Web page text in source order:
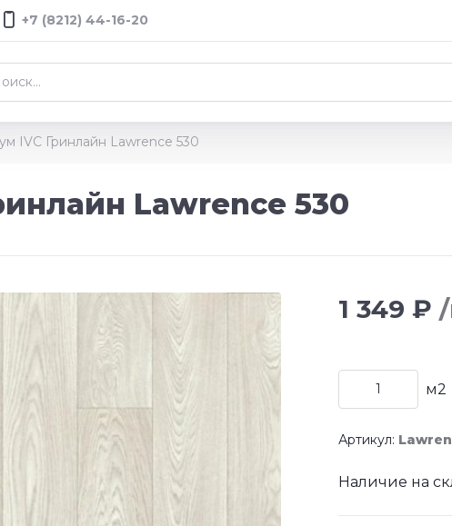
+7 (8212) 44-16-20
IVC Гринлайн Lawrence 530
Lawrence 530
1 349 ₽
м2
Артикул:
Наличие на